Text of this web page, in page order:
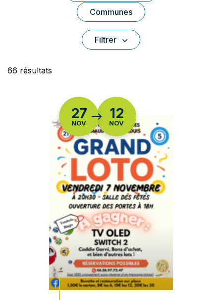
Communes
Filtrer
Liste des événements
66 résultats
DU
27
NOV
12
NOV